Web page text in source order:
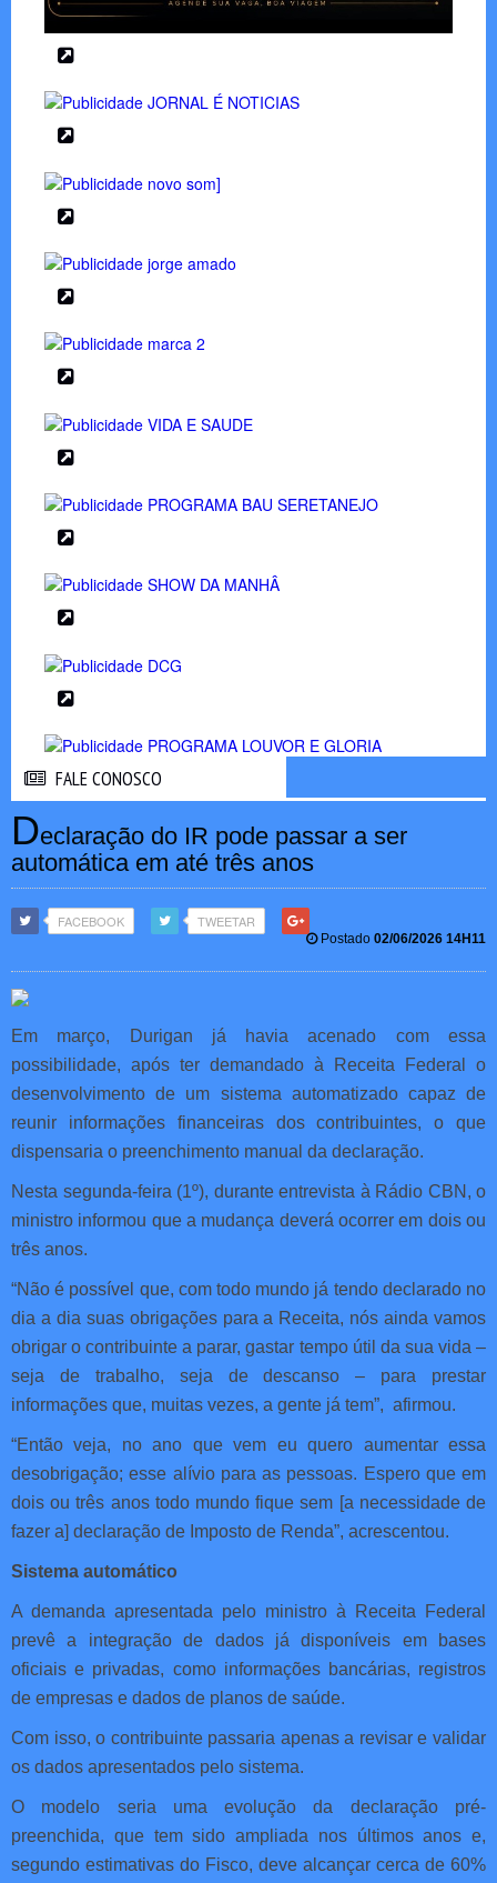
FALE CONOSCO
Declaração do IR pode passar a ser
automática em até três anos
FACEBOOK TWEETAR
Postado 02/06/2026 14H11
Em março, Durigan já havia acenado com essa
possibilidade, após ter demandado à Receita Federal o
desenvolvimento de um sistema automatizado capaz de
reunir informações financeiras dos contribuintes, o que
dispensaria o preenchimento manual da declaração.
Nesta segunda-feira (1º), durante entrevista à Rádio CBN, o
ministro informou que a mudança deverá ocorrer em dois ou
três anos.
“Não é possível que, com todo mundo já tendo declarado no
dia a dia suas obrigações para a Receita, nós ainda vamos
obrigar o contribuinte a parar, gastar tempo útil da sua vida –
seja de trabalho, seja de descanso – para prestar
informações que, muitas vezes, a gente já tem”, afirmou.
“Então veja, no ano que vem eu quero aumentar essa
desobrigação; esse alívio para as pessoas. Espero que em
dois ou três anos todo mundo fique sem [a necessidade de
fazer a] declaração de Imposto de Renda”, acrescentou.
Sistema automático
A demanda apresentada pelo ministro à Receita Federal
prevê a integração de dados já disponíveis em bases
oficiais e privadas, como informações bancárias, registros
de empresas e dados de planos de saúde.
Com isso, o contribuinte passaria apenas a revisar e validar
os dados apresentados pelo sistema.
O modelo seria uma evolução da declaração pré-
preenchida, que tem sido ampliada nos últimos anos e,
segundo estimativas do Fisco, deve alcançar cerca de 60%